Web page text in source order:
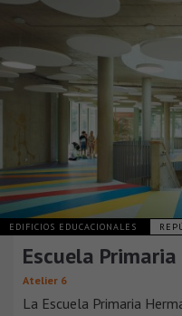
EDIFICIOS EDUCACIONALES
Escuela
Atelier 6
La Escuela Primaria